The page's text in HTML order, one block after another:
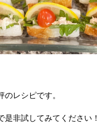
レシピです。
非試してみてください！